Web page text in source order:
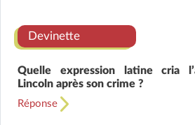
Devinette
Quelle expression latine cria
Lincoln après son crime ?
Réponse